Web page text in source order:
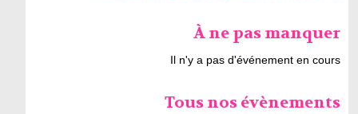
À ne pas manquer
Il n'y a pas d'événement en cours
Tous nos évènements